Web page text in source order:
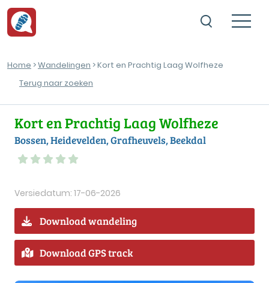
Home >Wandelingen > Kort en Prachtig Laag Wolfheze
Terug naar zoeken
Kort en Prachtig Laag Wolfheze
Bossen, Heidevelden, Grafheuvels, Beekdal
Versiedatum: 17-06-2026
Download wandeling
Download GPS track